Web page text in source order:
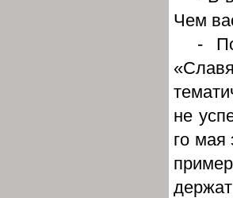
Чем
-
не
го мая